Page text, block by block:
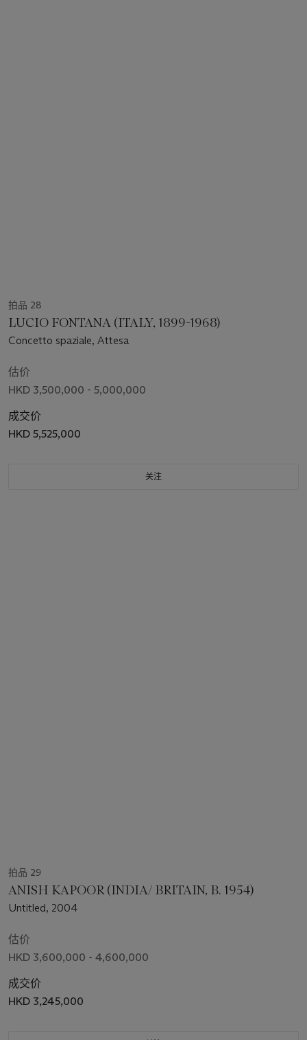
拍品 28
LUCIO FONTANA (ITALY, 1899-1968)
Concetto spaziale, Attesa
估价
HKD 3,500,000 - 5,000,000
成交价
HKD 5,525,000
关注
拍品 29
ANISH KAPOOR (INDIA/ BRITAIN, B. 1954)
Untitled, 2004
估价
HKD 3,600,000 - 4,600,000
成交价
HKD 3,245,000